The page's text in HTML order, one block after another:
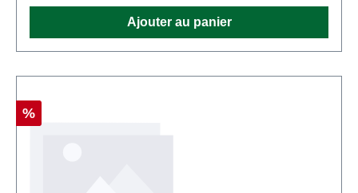
Ensemble de plusieurs piècesEAN:
4041032730011type de produit: Chiffreséchelle:
Ajouter au panier
Réduction
%